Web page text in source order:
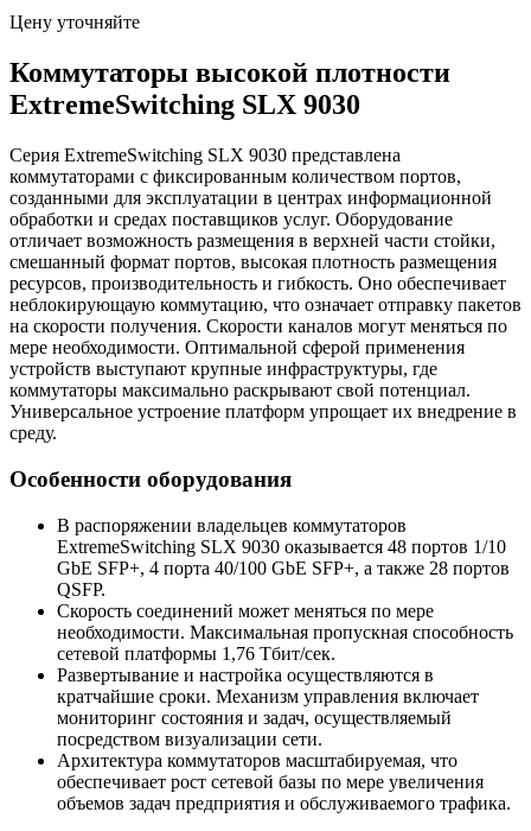
Цену уточняйте
Коммутаторы высокой плотности
ExtremeSwitching SLX 9030
Серия ExtremeSwitching SLX 9030 представлена
коммутаторами с фиксированным количеством портов,
созданными для эксплуатации в центрах информационной
обработки и средах поставщиков услуг. Оборудование
отличает возможность размещения в верхней части стойки,
смешанный формат портов, высокая плотность размещения
ресурсов, производительность и гибкость. Оно обеспечивает
неблокирующаую коммутацию, что означает отправку пакетов
на скорости получения. Скорости каналов могут меняться по
мере необходимости. Оптимальной сферой применения
устройств выступают крупные инфраструктуры, где
коммутаторы максимально раскрывают свой потенциал.
Универсальное устроение платформ упрощает их внедрение в
среду.
Особенности оборудования
В распоряжении владельцев коммутаторов
ExtremeSwitching SLX 9030 оказывается 48 портов 1/10
GbE SFP+, 4 порта 40/100 GbE SFP+, а также 28 портов
QSFP.
Скорость соединений может меняться по мере
необходимости. Максимальная пропускная способность
сетевой платформы 1,76 Тбит/сек.
Развертывание и настройка осуществляются в
кратчайшие сроки. Механизм управления включает
мониторинг состояния и задач, осуществляемый
посредством визуализации сети.
Архитектура коммутаторов масштабируемая, что
обеспечивает рост сетевой базы по мере увеличения
объемов задач предприятия и обслуживаемого трафика.